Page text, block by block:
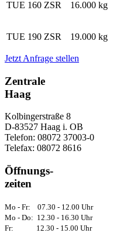
TUE 160 ZSR 16.000 kg
TUE 190 ZSR 19.000 kg
Jetzt Anfrage stellen
Zentrale
Haag
Kolbingerstraße 8
D-83527 Haag i. OB
Telefon: 08072 37003-0
Telefax: 08072 8616
Öffnungs-
zeiten
Mo - Fr: 07.30 - 12.00 Uhr
Mo - Do: 12.30 - 16.30 Uhr
Fr: 12.30 - 15.00 Uhr